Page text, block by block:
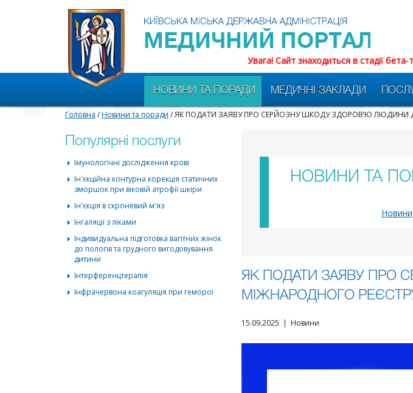
Увага! Сайт знаходиться в стадії
НОВИНИ ТА ПОРАДИ МЕДИЧНІ ЗАКЛАДИ
Головна /Новини та поради / ЯК ПОДАТИ ЗАЯВУ ПРО СЕРЙОЗНУ ШКОДУ ЗДОРОВ’Ю ЛЮДИНИ
Популярні послуги
Імунологічні дослідження крові
Ін'єкційна контурна корекція статичних
зморшок при віковій атрофії шкіри
Ін'єкція в скроневий м'яз
Інгаляції з ліками
Індивидуальна підготовка вагітних жінок
до пологів та грудного вигодовування
дитини
Інтерференцтерапія
Інфрачервона коагуляція при геморої
НОВИНИ ТА
Новини
ЯК ПОДАТИ ЗАЯВУ ПРО
МІЖНАРОДНОГО
15.09.2025 | Новини